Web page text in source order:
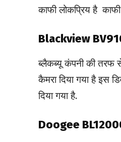
काफी लोकप्रिय है
Blackview
ब्लैकब्यू कंपनी की तरफ
कैमरा दिया गया है इस
दिया गया है.
Doogee